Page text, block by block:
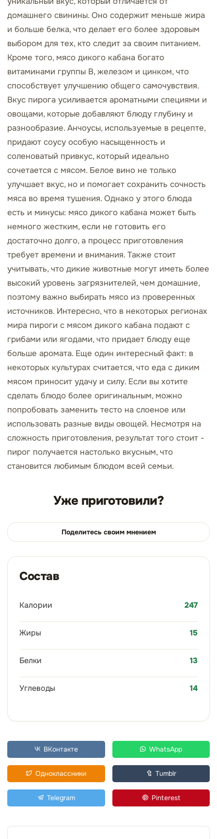
домашнего свинины. Оно содержит меньше жира
и больше белка, что делает его более здоровым
выбором для тех, кто следит за своим питанием.
Кроме того, мясо дикого кабана богато
витаминами группы B, железом и цинком, что
способствует улучшению общего самочувствия.
Вкус пирога усиливается ароматными специями и
овощами, которые добавляют блюду глубину и
разнообразие. Анчоусы, используемые в рецепте,
придают соусу особую насыщенность и
соленоватый привкус, который идеально
сочетается с мясом. Белое вино не только
улучшает вкус, но и помогает сохранить сочность
мяса во время тушения. Однако у этого блюда
есть и минусы: мясо дикого кабана может быть
немного жестким, если не готовить его
достаточно долго, а процесс приготовления
требует времени и внимания. Также стоит
учитывать, что дикие животные могут иметь более
высокий уровень загрязнителей, чем домашние,
поэтому важно выбирать мясо из проверенных
источников. Интересно, что в некоторых регионах
мира пироги с мясом дикого кабана подают с
грибами или ягодами, что придает блюду еще
больше аромата. Еще один интересный факт: в
некоторых культурах считается, что еда с диким
мясом приносит удачу и силу. Если вы хотите
сделать блюдо более оригинальным, можно
попробовать заменить тесто на слоеное или
использовать разные виды овощей. Несмотря на
сложность приготовления, результат того стоит -
пирог получается настолько вкусным, что
становится любимым блюдом всей семьи.
Уже приготовили?
Поделитесь своим мнением
Состав
Калории 247
Жиры 15
Белки 13
Углеводы 14
ВКонтакте WhatsApp
Одноклассники Tumblr
Telegram Pinterest